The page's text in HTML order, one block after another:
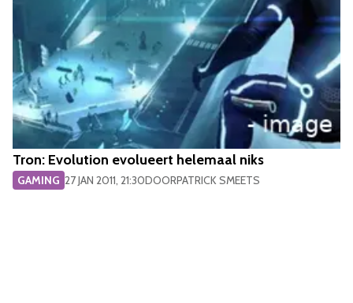
Tron: Evolution evolueert helemaal niks
GAMING 27 JAN 2011, 21:30DOORPATRICK SMEETS